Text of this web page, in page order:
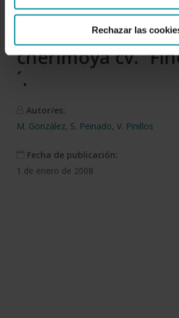
Rechazar las
Fruit
maturation
cherimoya cv.
´.
Autor/es:
M. González, S. Peinado, V. Pinillos
Fecha de publicación:
1 de enero de 2008